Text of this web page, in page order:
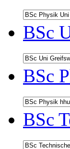
BSc
BSc
BSc